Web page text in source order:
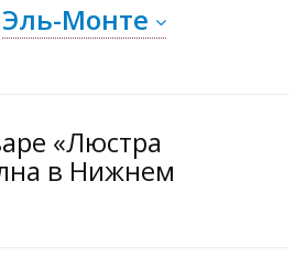
Эль-Монте
«Люстра
в Нижнем